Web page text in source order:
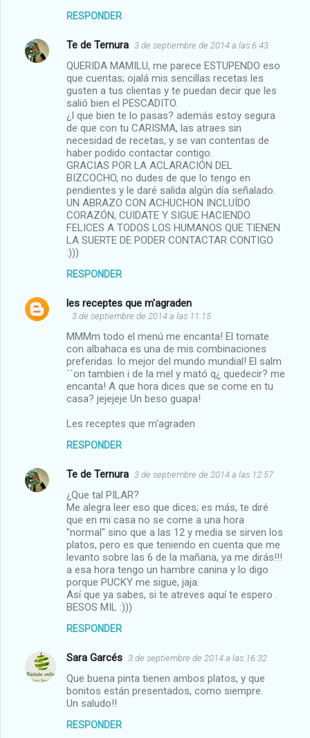
RESPONDER
Te de Ternura 3 de septiembre de 2014 a las 6:43
QUERIDA MAMILU, me parece ESTUPENDO eso
que cuentas; ojalá mis sencillas recetas les
gusten a tus clientas y te puedan decir que les
salió bien el PESCADITO.
¿I que bien te lo pasas? además estoy segura
de que con tu CARISMA, las atraes sin
necesidad de recetas, y se van contentas de
haber podido contactar contigo.
GRACIAS POR LA ACLARACIÓN DEL
BIZCOCHO, no dudes de que lo tengo en
pendientes y le daré salida algún día señalado.
UN ABRAZO CON ACHUCHON INCLUÍDO
CORAZÓN, CUIDATE Y SIGUE HACIENDO
FELICES A TODOS LOS HUMANOS QUE TIENEN
LA SUERTE DE PODER CONTACTAR CONTIGO
:)))
RESPONDER
les receptes que m'agraden
3 de septiembre de 2014 a las 11:15
MMMm todo el menú me encanta! El tomate
con albahaca es una de mis combinaciones
preferidas. lo mejor del mundo mundial! El salm
´´on tambien i de la mel y mató q¿ quedecir? me
encanta! A que hora dices que se come en tu
casa? jejejeje Un beso guapa!
Les receptes que m'agraden
RESPONDER
Te de Ternura 3 de septiembre de 2014 a las 12:57
¿Que tal PILAR?
Me alegra leer eso que dices; es más, te diré
que en mi casa no se come a una hora
"normal" sino que a las 12 y media se sirven los
platos, pero es que teniendo en cuenta que me
levanto sobre las 6 de la mañana, ya me dirás!!!
a esa hora tengo un hambre canina y lo digo
porque PUCKY me sigue, jaja.
Así que ya sabes, si te atreves aquí te espero .
BESOS MIL :)))
RESPONDER
Sara Garcés 3 de septiembre de 2014 a las 16:32
Que buena pinta tienen ambos platos, y que
bonitos están presentados, como siempre.
Un saludo!!
RESPONDER